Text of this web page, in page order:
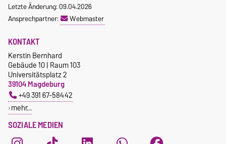
Letzte Änderung: 09.04.2026
Ansprechpartner:
Webmaster
SOZIALE MEDIEN
KONTAKT
Kerstin Bernhard
Gebäude 10 | Raum 103
Universitätsplatz 2
39104 Magdeburg
+49 391 67-58442
mehr…